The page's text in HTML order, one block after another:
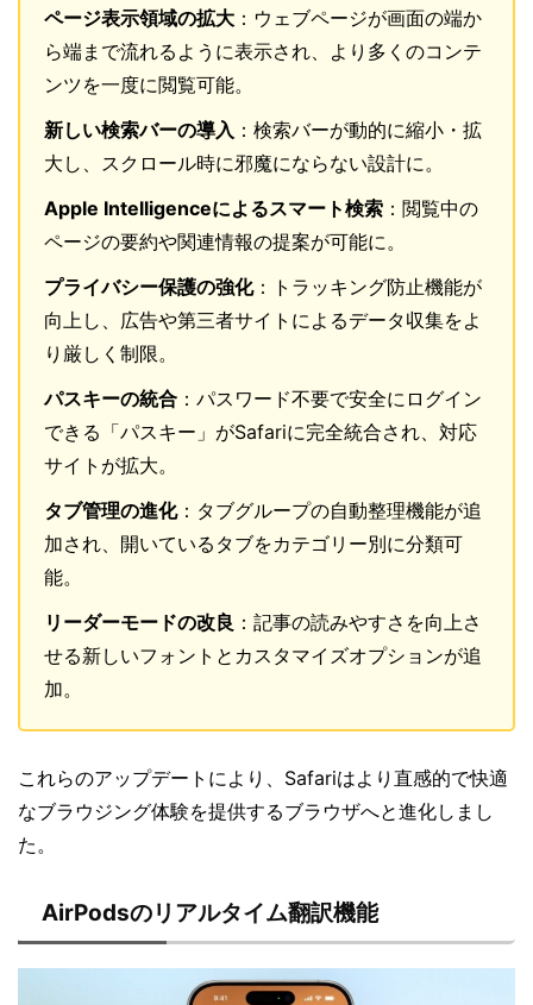
ページ表示領域の拡大 ：ウェブページが画面の端か
ら端まで流れるように表示され、より多くのコンテ
ンツを一度に閲覧可能。
新しい検索バーの導入 ：検索バーが動的に縮小・拡
大し、スクロール時に邪魔にならない設計に。
Apple Intelligenceによるスマート検索 ：閲覧中の
ページの要約や関連情報の提案が可能に。
プライバシー保護の強化：トラッキング防止機能が
向上し、広告や第三者サイトによるデータ収集をよ
り厳しく制限。
パスキーの統合 ：パスワード不要で安全にログイン
できる「パスキー」がSafariに完全統合され、対応
サイトが拡大。
タブ管理の進化：タブグループの自動整理機能が追
加され、開いているタブをカテゴリー別に分類可
能。
リーダーモードの改良 ：記事の読みやすさを向上さ
せる新しいフォントとカスタマイズオプションが追
加。
これらのアップデートにより、Safariはより直感的で快適
なブラウジング体験を提供するブラウザへと進化しまし
た。
AirPodsのリアルタイム翻訳機能